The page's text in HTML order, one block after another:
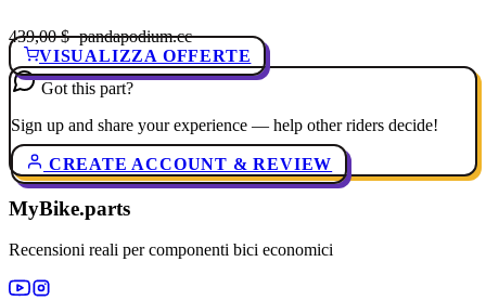
439,00 $· pandapodium.cc
VISUALIZZA OFFERTE
Got this part?
Sign up and share your experience — help other riders decide!
CREATE ACCOUNT & REVIEW
MyBike.parts
Recensioni reali per componenti bici economici